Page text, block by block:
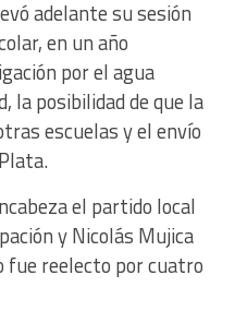
adelante su sesión
en un año
por el agua
la posibilidad de que la
escuelas y el envío
el partido local
y Nicolás Mujica
fue reelecto por cuatro